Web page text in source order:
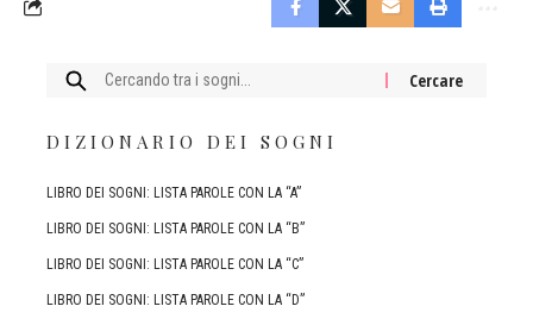
Cercare:
DIZIONARIO DEI SOGNI
LIBRO DEI SOGNI: LISTA PAROLE CON LA “A”
LIBRO DEI SOGNI: LISTA PAROLE CON LA “B”
LIBRO DEI SOGNI: LISTA PAROLE CON LA “C”
LIBRO DEI SOGNI: LISTA PAROLE CON LA “D”